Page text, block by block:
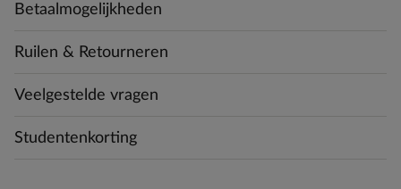
Betaalmogelijkheden
Ruilen & Retourneren
Veelgestelde vragen
Studentenkorting